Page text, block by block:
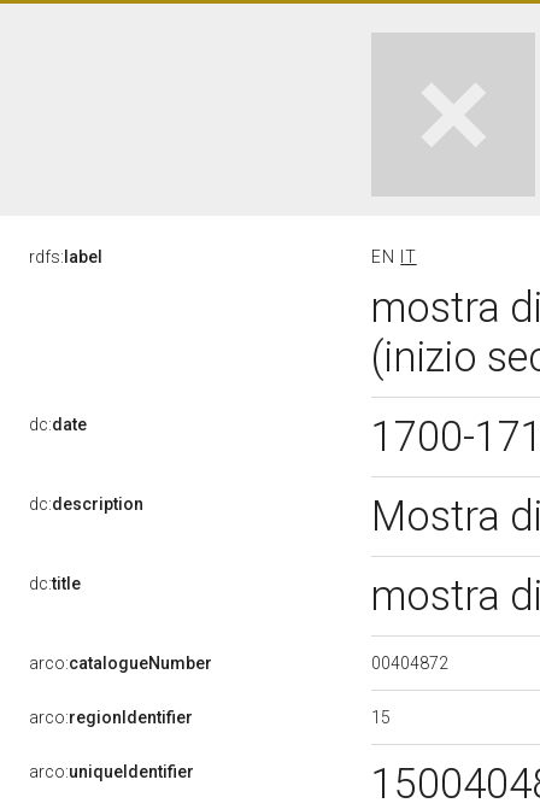
rdfs: label EN IT
mostra
(inizio
dc:date 1700-
dc:description Mostra
dc:title mostra
arco:catalogueNumber 00404872
arco:regionIdentifier 15
arco:uniqueIdentifier